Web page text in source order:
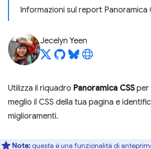
Informazioni sul report Panoramica
Jecelyn Yeen
Utilizza il riquadro Panoramica CSSper
meglio il CSS della tua pagina e
miglioramenti.
Nota:questa è una funzionalità di